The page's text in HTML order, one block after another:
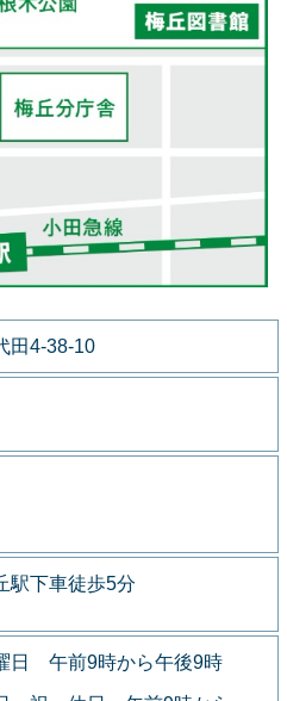
田4-38-10
駅下車徒歩5分
日 午前9時から午後9時